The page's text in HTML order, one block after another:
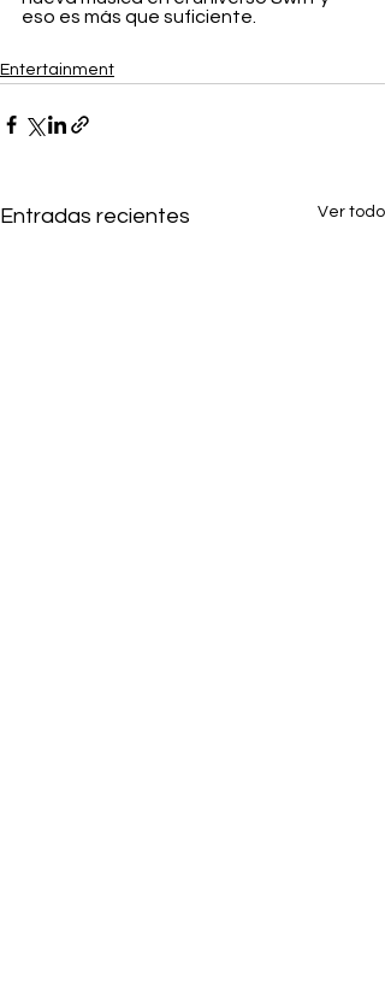
eso es más que suficiente.
Entertainment
Entradas recientes Ver todo